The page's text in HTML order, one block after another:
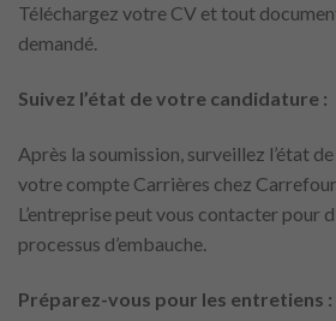
Téléchargez votre CV et tout
demandé.
Suivez l’état de votre candidature :
Après la soumission, surveillez l’état
votre compte Carrières chez
L’entreprise peut vous contacter pour
processus d’embauche.
Préparez-vous pour les entretiens :